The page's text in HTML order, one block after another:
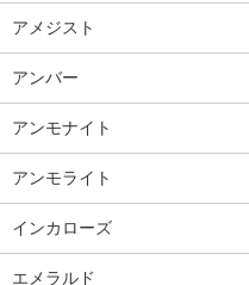
アメジスト
アンバー
アンモナイト
アンモライト
インカローズ
エメラルド